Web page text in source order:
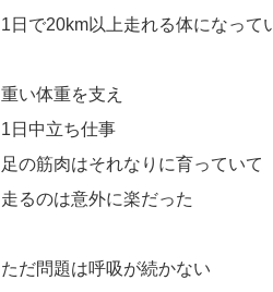
1日で20km以上走れる体になって
重い体重を支え
1日中立ち仕事
足の筋肉はそれなりに育っていて
走るのは意外に楽だった
ただ問題は呼吸が続かない